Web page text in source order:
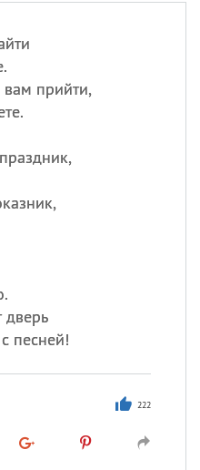
вам прийти,
дверь
песней!
222
великомученика
покровителя всех
больных
празднуют именины
Анна
значениеи